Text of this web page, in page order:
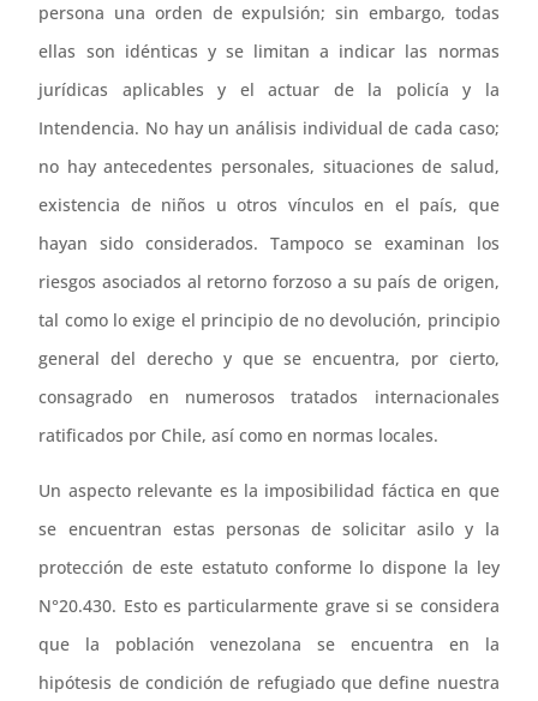
persona una orden de expulsión; sin embargo, todas
ellas son idénticas y se limitan a indicar las normas
jurídicas aplicables y el actuar de la policía y la
Intendencia. No hay un análisis individual de cada caso;
no hay antecedentes personales, situaciones de salud,
existencia de niños u otros vínculos en el país, que
hayan sido considerados. Tampoco se examinan los
riesgos asociados al retorno forzoso a su país de origen,
tal como lo exige el principio de no devolución, principio
general del derecho y que se encuentra, por cierto,
consagrado en numerosos tratados internacionales
ratificados por Chile, así como en normas locales.
Un aspecto relevante es la imposibilidad fáctica en que
se encuentran estas personas de solicitar asilo y la
protección de este estatuto conforme lo dispone la ley
N°20.430. Esto es particularmente grave si se considera
que la población venezolana se encuentra en la
hipótesis de condición de refugiado que define nuestra